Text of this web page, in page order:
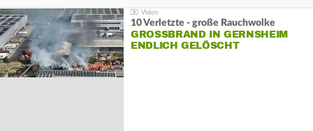
10 Verletzte - große Rauchwolke
GROSSBRAND IN GERNSHEIM E
NDLICH GELÖSCHT